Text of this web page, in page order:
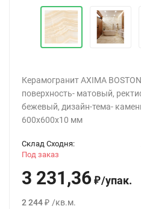
Керамогранит AXIMA
поверхность- матовый,
бежевый, дизайн-тема-
600x600x10 мм
Склад Сходня:
Под заказ
3 231,36 ₽/упак.
2 244 ₽ /кв.м.